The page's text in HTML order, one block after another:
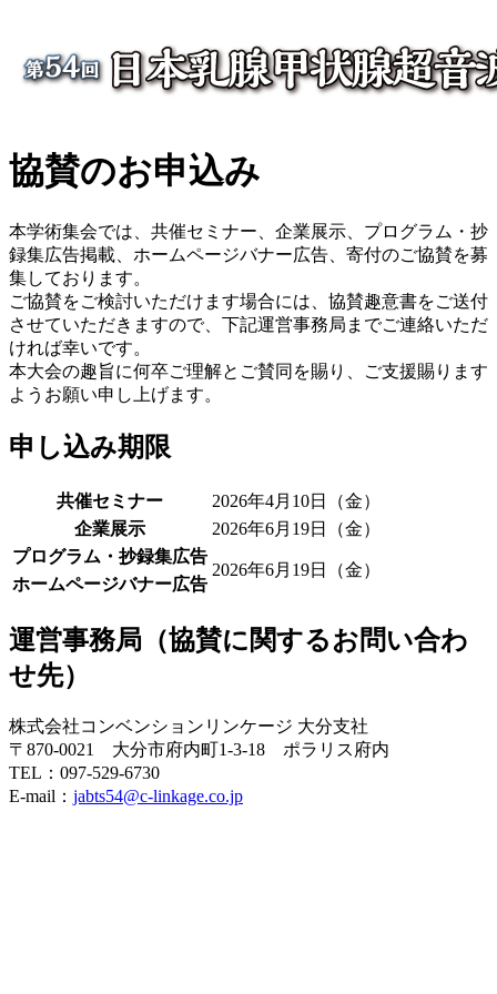
協賛のお申込み
本学術集会では、共催セミナー、企業展示、プログラム・抄
録集広告掲載、ホームページバナー広告、寄付のご協賛を募
集しております。
ご協賛をご検討いただけます場合には、協賛趣意書をご送付
させていただきますので、下記運営事務局までご連絡いただ
ければ幸いです。
本大会の趣旨に何卒ご理解とご賛同を賜り、ご支援賜ります
ようお願い申し上げます。
申し込み期限
共催セミナー
2026年4月10日（金）
企業展示
2026年6月19日（金）
プログラム・抄録集広告
2026年6月19日（金）
ホームページバナー広告
運営事務局 （協賛に関するお問い合わ
せ先）
株式会社コンベンションリンケージ 大分支社
〒870-0021 大分市府内町1-3-18 ポラリス府内
TEL：097-529-6730
E-mail： jabts54@c-linkage.co.jp